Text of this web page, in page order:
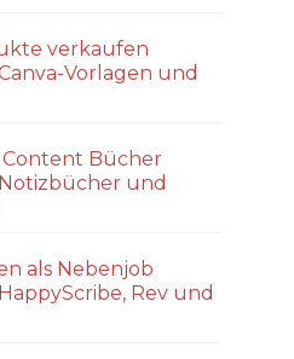
verkaufen
Vorlagen und
Content Bücher
und
als Nebenjob
Rev und